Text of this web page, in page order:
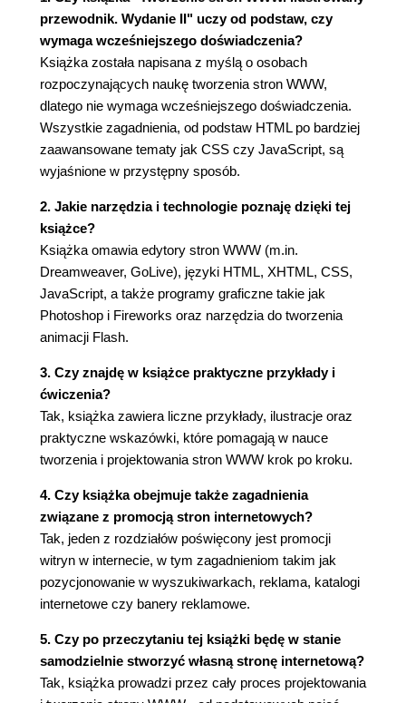
Eksportowanie i publikowanie filmów (189)
Rozdział 9. Promocja (191)
Wyszukiwarki internetowe (193)
Reklama (200)
Katalogi internetowe (201)
Ogłoszenia prasowe (202)
Poczta elektroniczna (203)
Banery reklamowe (205)
Rozdział 10. Poradnik, czyli od czego zacząć (207)
Struktura witryny (212)
Szablon witryny (213)
Projektowanie zawartości stron (215)
przewodnik. Wydanie II" uczy od podstaw, czy
wymaga wcześniejszego doświadczenia?
Książka została napisana z myślą o osobach
rozpoczynających naukę tworzenia stron WWW,
dlatego nie wymaga wcześniejszego doświadczenia.
Wszystkie zagadnienia, od podstaw HTML po bardziej
zaawansowane tematy jak CSS czy JavaScript, są
wyjaśnione w przystępny sposób.
2. Jakie narzędzia i technologie poznaję dzięki tej
książce?
Książka omawia edytory stron WWW (m.in.
Dreamweaver, GoLive), języki HTML, XHTML, CSS,
JavaScript, a także programy graficzne takie jak
Photoshop i Fireworks oraz narzędzia do tworzenia
animacji Flash.
3. Czy znajdę w książce praktyczne przykłady i
ćwiczenia?
Tak, książka zawiera liczne przykłady, ilustracje oraz
praktyczne wskazówki, które pomagają w nauce
tworzenia i projektowania stron WWW krok po kroku.
4. Czy książka obejmuje także zagadnienia
związane z promocją stron internetowych?
Tak, jeden z rozdziałów poświęcony jest promocji
witryn w internecie, w tym zagadnieniom takim jak
pozycjonowanie w wyszukiwarkach, reklama, katalogi
internetowe czy banery reklamowe.
5. Czy po przeczytaniu tej książki będę w stanie
samodzielnie stworzyć własną stronę internetową?
Tak, książka prowadzi przez cały proces projektowania